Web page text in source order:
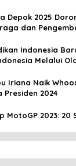
Depok 2025
dan
Indonesia
Melalui
Iriana Naik
Presiden 2024
MotoGP 2023: 20